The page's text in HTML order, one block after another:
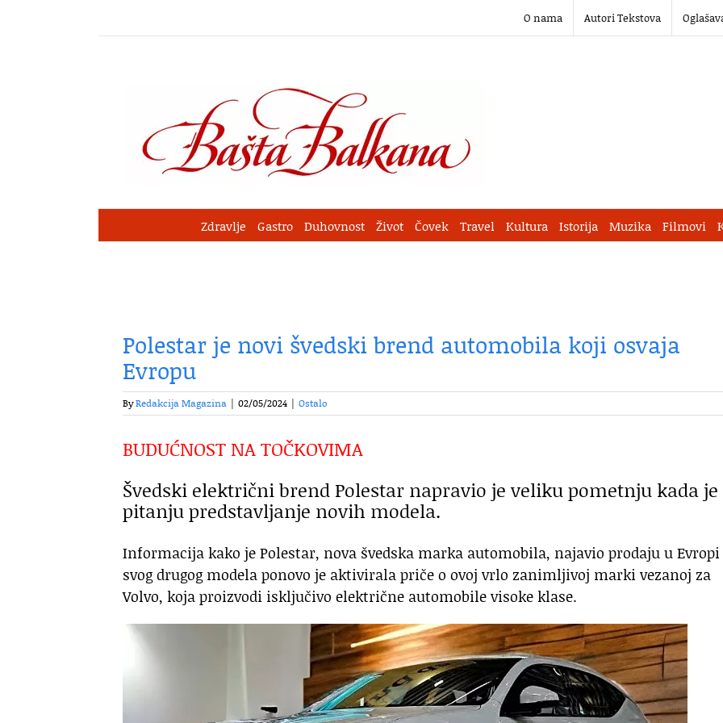
O nama Autori Tekstova
Zdravlje Gastro Duhovnost Život Čovek Travel Kultura Istorija Muzika Filmovi
Polestar je novi švedski brend automobila koji osvaja
Evropu
ByRedakcija Magazina | 02/05/2024 | Ostalo
BUDUĆNOST NA TOČKOVIMA
Švedski električni brend Polestar napravio je veliku pometnju kada je
pitanju predstavljanje novih modela.
Informacija kako je Polestar, nova švedska marka automobila, najavio prodaju u Evropi
svog drugog modela ponovo je aktivirala priče o ovoj vrlo zanimljivoj marki vezanoj za
Volvo, koja proizvodi isključivo električne automobile visoke klase.